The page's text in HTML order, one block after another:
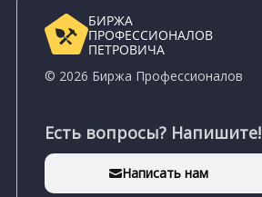
БИРЖА
ПРОФЕССИОНАЛОВ
ПЕТРОВИЧА
© 2026 Биржа Профессионалов
Есть вопросы? Напишите!
Написать нам